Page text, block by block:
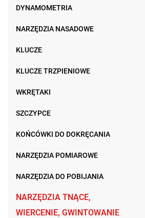
DYNAMOMETRIA
NARZĘDZIA NASADOWE
KLUCZE
KLUCZE TRZPIENIOWE
WKRĘTAKI
SZCZYPCE
KOŃCÓWKI DO DOKRĘCANIA
NARZĘDZIA POMIAROWE
NARZĘDZIA DO POBIJANIA
NARZĘDZIA TNĄCE,
WIERCENIE, GWINTOWANIE